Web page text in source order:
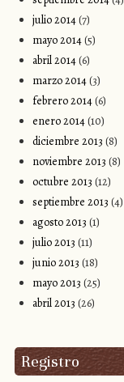
julio 2014(7)
mayo 2014(5)
abril 2014(6)
marzo 2014(3)
febrero 2014(6)
enero 2014(10)
diciembre 2013 (8)
noviembre 2013 (8)
octubre 2013 (12)
septiembre 2013 (4)
agosto 2013 (1)
julio 2013 (11)
junio 2013 (18)
mayo 2013 (25)
abril 2013 (26)
Registro